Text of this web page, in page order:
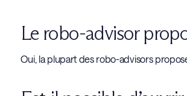
Le robo-advisor
Oui, la plupart des robo-advisors